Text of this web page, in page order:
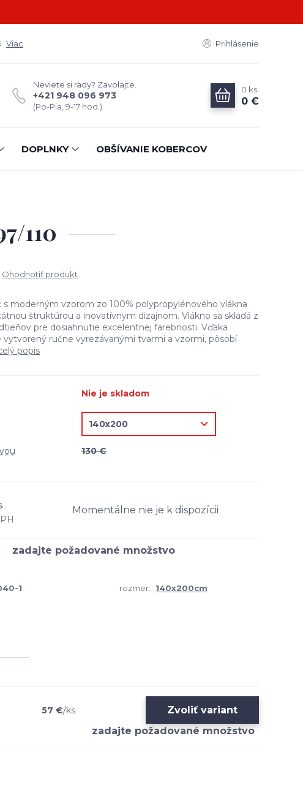
Viac Prihlásenie
Neviete si rady? Zavolajte.
+421 948 096 973
(Po-Pia, 9-17 hod.)
0 ks
0 €
DOPLNKY OBŠÍVANIE KOBERCOV
110
Ohodnotiť produkt
s moderným vzorom zo 100% polypropylénového vlákna
štruktúrou a inovatívnym dizajnom. Vlákno sa skladá z
pre dosiahnutie excelentnej farebnosti. Vďaka
vytvorený ručne vyrezávanými tvarmi a vzormi, pôsobí
popis
Nie je skladom
130 €
Momentálne nie je k dispozícii
1 rozmer: 140x200cm
57 €/ks Zvoliť variant